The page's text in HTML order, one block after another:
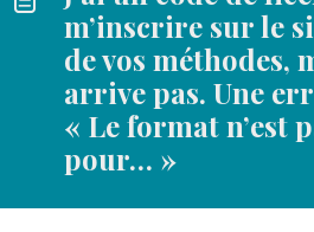
m’inscrire sur le
de vos méthodes,
arrive pas. Une
« Le format n’est
pour… »